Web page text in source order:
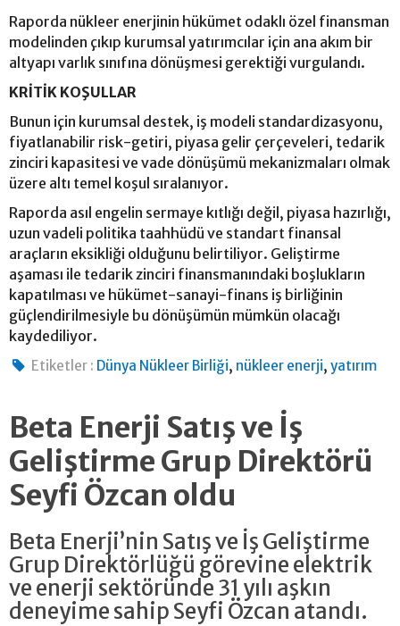
Raporda nükleer enerjinin hükümet odaklı özel finansman
modelinden çıkıp kurumsal yatırımcılar için ana akım bir
altyapı varlık sınıfına dönüşmesi gerektiği vurgulandı.
KRİTİK KOŞULLAR
Bunun için kurumsal destek, iş modeli standardizasyonu,
fiyatlanabilir risk-getiri, piyasa gelir çerçeveleri, tedarik
zinciri kapasitesi ve vade dönüşümü mekanizmaları olmak
üzere altı temel koşul sıralanıyor.
Raporda asıl engelin sermaye kıtlığı değil, piyasa hazırlığı,
uzun vadeli politika taahhüdü ve standart finansal
araçların eksikliği olduğunu belirtiliyor. Geliştirme
aşaması ile tedarik zinciri finansmanındaki boşlukların
kapatılması ve hükümet-sanayi-finans iş birliğinin
güçlendirilmesiyle bu dönüşümün mümkün olacağı
kaydediliyor.
Etiketler : Dünya Nükleer Birliği, nükleer enerji,yatırım
Beta Enerji Satış ve İş
Geliştirme Grup Direktörü
Seyfi Özcan oldu
Beta Enerji’nin Satış ve İş Geliştirme
Grup Direktörlüğü görevine elektrik
ve enerji sektöründe 31 yılı aşkın
deneyime sahip Seyfi Özcan atandı.